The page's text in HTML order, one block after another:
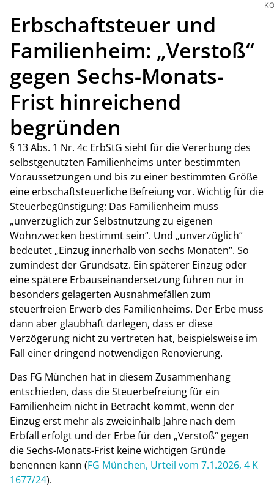
Erbschaftsteuer und
Familienheim: „Verstoß“
gegen Sechs-Monats-
Frist hinreichend
begründen
§ 13 Abs. 1 Nr. 4c ErbStG sieht für die Vererbung des
selbstgenutzten Familienheims unter bestimmten
Voraussetzungen und bis zu einer bestimmten Größe
eine erbschaftsteuerliche Befreiung vor. Wichtig für die
Steuerbegünstigung: Das Familienheim muss
„unverzüglich zur Selbstnutzung zu eigenen
Wohnzwecken bestimmt sein“. Und „unverzüglich“
bedeutet „Einzug innerhalb von sechs Monaten“. So
zumindest der Grundsatz. Ein späterer Einzug oder
eine spätere Erbauseinandersetzung führen nur in
besonders gelagerten Ausnahmefällen zum
steuerfreien Erwerb des Familienheims. Der Erbe muss
dann aber glaubhaft darlegen, dass er diese
Verzögerung nicht zu vertreten hat, beispielsweise im
Fall einer dringend notwendigen Renovierung.
Das FG München hat in diesem Zusammenhang
entschieden, dass die Steuerbefreiung für ein
Familienheim nicht in Betracht kommt, wenn der
Einzug erst mehr als zweieinhalb Jahre nach dem
Erbfall erfolgt und der Erbe für den „Verstoß“ gegen
die Sechs-Monats-Frist keine wichtigen Gründe
benennen kann (FG München, Urteil vom 7.1.2026, 4 K
1677/24).